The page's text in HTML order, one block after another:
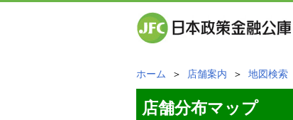
ホーム ＞ 店舗案内 ＞ 地図検索
店舗分布マップ